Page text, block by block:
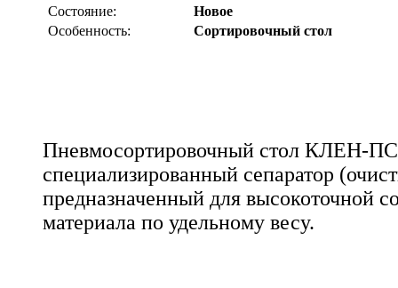
Состояние:
Новое
Особенность:
Сортировочный стол
Пневмосортировочный стол КЛЕН-
специализированный сепаратор
предназначенный для высокоточной
материала по удельному весу.